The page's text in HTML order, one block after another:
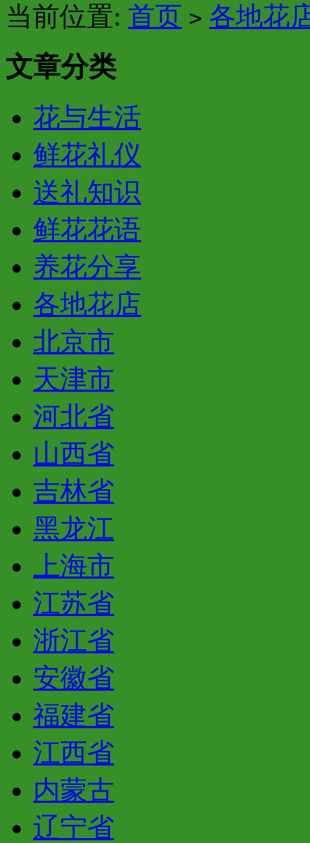
当前位置: 首页 > 各地花
文章分类
花与生活
鲜花礼仪
送礼知识
鲜花花语
养花分享
各地花店
北京市
天津市
河北省
山西省
吉林省
黑龙江
上海市
江苏省
浙江省
安徽省
福建省
江西省
内蒙古
辽宁省